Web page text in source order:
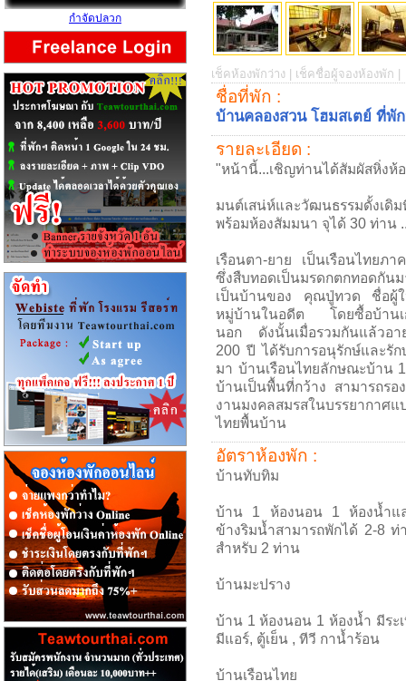
เช็คห้องพักว่าง | เช็คชื่อผู้จองห้องพัก |
ชื่อที่พัก :
บ้านคลองสวน โฮมสเตย์ ที่พั
รายละเอียด :
"หน้านี้...เชิญท่านได้สัมผัสหิ่งห้
มนต์เสน่ห์และวัฒนธรรมดั้งเดิ
พร้อมห้องสัมมนา จุได้ 30 ท่าน
เรือนตา-ยาย เป็นเรือนไทยภ
ซึ่งสืบทอดเป็นมรดกตกทอดกัน
เป็นบ้านของ คุณปู่ทวด ชื่อผู้
หมู่บ้านในอดีต โดยซื้อบ้านเก่
นอก ดังนั้นเมื่อรวมกันแล้วอา
200 ปี ได้รับการอนุรักษ์และรั
มา บ้านเรือนไทยลักษณะบ้าน
บ้านเป็นพื้นที่กว้าง สามารถร
งานมงคลสมรสในบรรยากาศ
ไทยพื้นบ้าน
อัตราห้องพัก :
บ้านทับทิม
บ้าน 1 ห้องนอน 1 ห้องน้ำแล
ข้างริมน้ำสามารถพักได้ 2-8
สำหรับ 2 ท่าน
บ้านมะปราง
บ้าน 1 ห้องนอน 1 ห้องน้ำ มีระ
มีแอร์, ตู้เย็น , ทีวี กาน้ำร้อน
บ้านเรือนไทย
กำจัดปลวก